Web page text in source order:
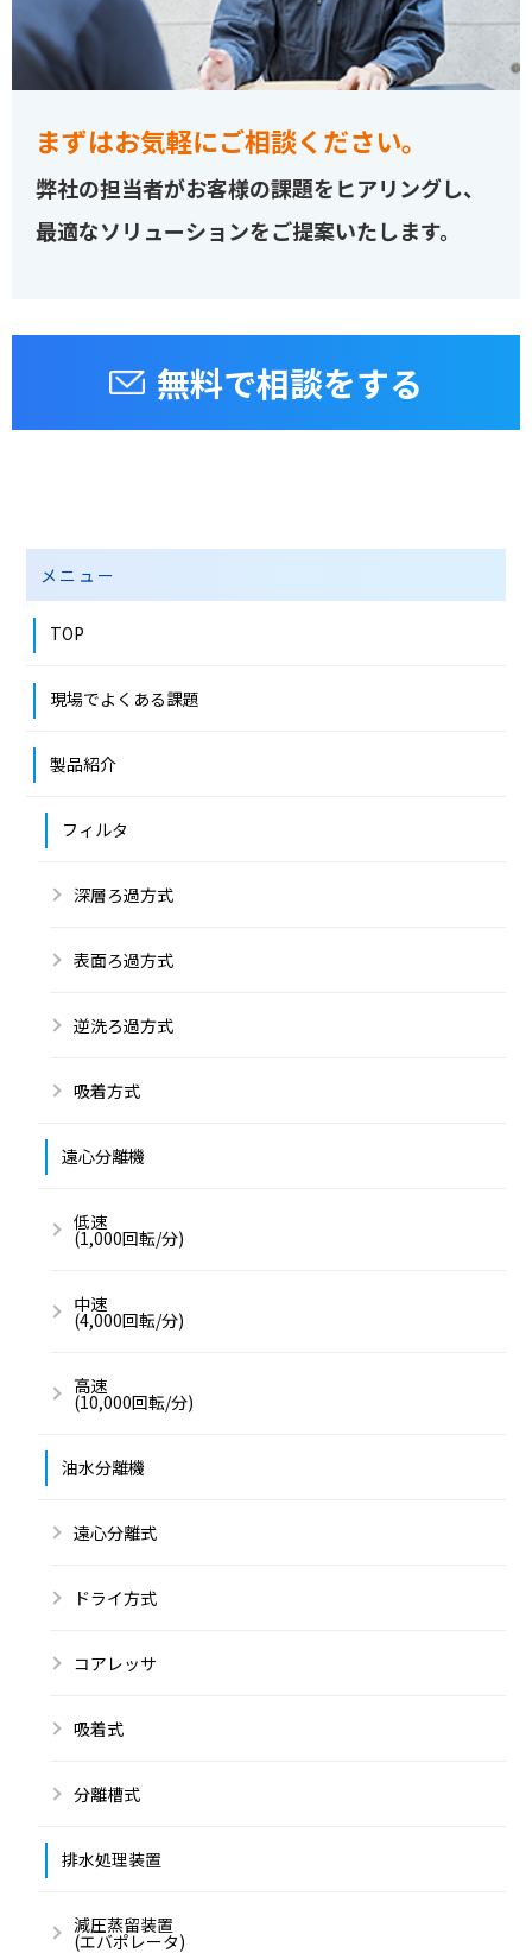
まずはお気軽にご相談ください。
弊社の担当者がお客様の課題をヒアリングし、
最適なソリューションをご提案いたします。
無料で相談をする
メニュー
TOP
現場でよくある課題
製品紹介
フィルタ
深層ろ過方式
表面ろ過方式
逆洗ろ過方式
吸着方式
遠心分離機
低速
(1,000回転/分)
中速
(4,000回転/分)
高速
(10,000回転/分)
油水分離機
遠心分離式
ドライ方式
コアレッサ
吸着式
分離槽式
排水処理装置
減圧蒸留装置
(エバポレータ)